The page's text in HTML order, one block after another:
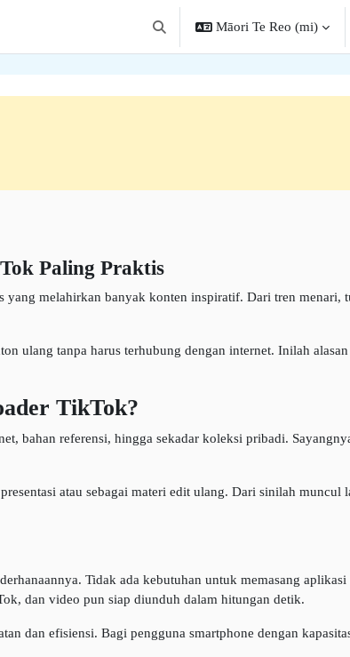
Toggle search input
Māori Te Reo ‎(mi)‎
Paling Praktis
melahirkan banyak konten inspiratif. Dari tren menari,
ulang tanpa harus terhubung dengan internet. Inilah
TikTok?
bahan referensi, hingga sekadar koleksi pribadi.
atau sebagai materi edit ulang. Dari sinilah muncul
Tidak ada kebutuhan untuk memasang
dan video pun siap diunduh dalam hitungan detik.
dan efisiensi. Bagi pengguna smartphone dengan